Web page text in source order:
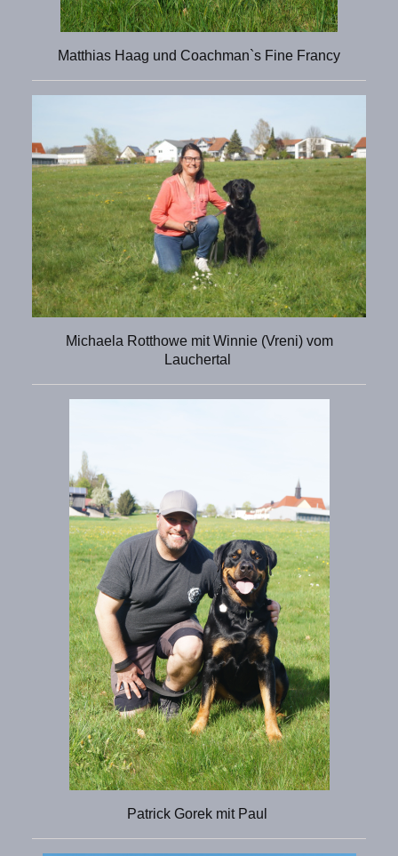
Matthias Haag und Coachman`s Fine Francy
Michaela Rotthowe mit Winnie (Vreni) vom
Lauchertal
Patrick Gorek mit Paul